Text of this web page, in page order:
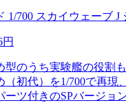
1/700 スカイウェーブ J
円
型のうち実験艦の役割
（初代）を1/700で再現
ーツ付きのSPバージョ